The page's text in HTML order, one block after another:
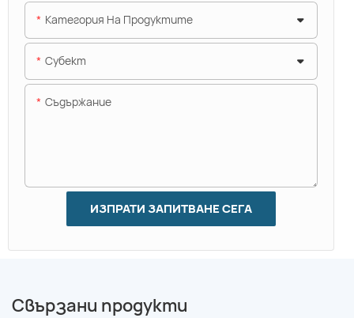
Категория На Продуктите
Субект
Съдържание
ИЗПРАТИ ЗАПИТВАНЕ СЕГА
Свързани продукти